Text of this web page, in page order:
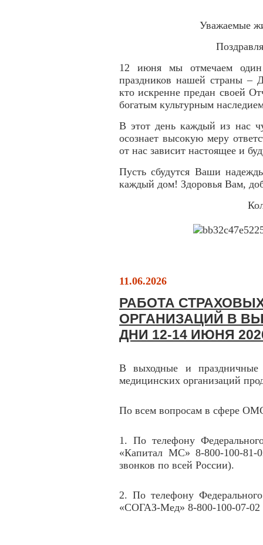
Уважаемые
12 июня мы отмечаем
праздников нашей страны –
кто искренне предан своей
богатым культурным
В этот день каждый из нас
осознает высокую меру
от нас зависит настоящее и
Пусть сбудутся Ваши
каждый дом! Здоровья Вам,
11.06.2026
РАБОТА
ОРГАНИЗАЦИЙ В
ДНИ 12-14 ИЮНЯ
В выходные и праздничные
медицинских организаций
По всем вопросам в сфере
1. По телефону
«Капитал МС» 8-800-100-81-
звонков по всей России).
2. По телефону
«СОГАЗ-Мед» 8-800-100-07-02